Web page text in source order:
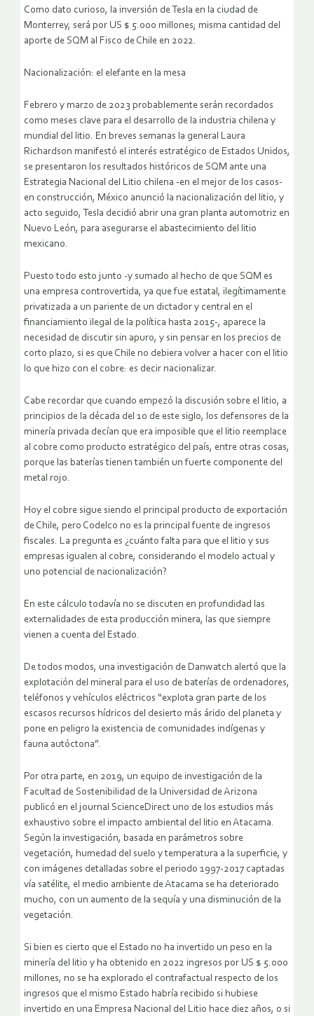
Como dato curioso, la inversión de Tesla en la ciudad de
Monterrey, será por US $ 5.000 millones; misma cantidad del
aporte de SQM al Fisco de Chile en 2022.
Nacionalización: el elefante en la mesa
Febrero y marzo de 2023 probablemente serán recordados
como meses clave para el desarrollo de la industria chilena y
mundial del litio. En breves semanas la general Laura
Richardson manifestó el interés estratégico de Estados Unidos,
se presentaron los resultados históricos de SQM ante una
Estrategia Nacional del Litio chilena -en el mejor de los casos-
en construcción, México anunció la nacionalización del litio, y
acto seguido, Tesla decidió abrir una gran planta automotriz en
Nuevo León, para asegurarse el abastecimiento del litio
mexicano.
Puesto todo esto junto -y sumado al hecho de que SQM es
una empresa controvertida, ya que fue estatal, ilegítimamente
privatizada a un pariente de un dictador y central en el
financiamiento ilegal de la política hasta 2015-, aparece la
necesidad de discutir sin apuro, y sin pensar en los precios de
corto plazo, si es que Chile no debiera volver a hacer con el litio
lo que hizo con el cobre: es decir nacionalizar.
Cabe recordar que cuando empezó la discusión sobre el litio, a
principios de la década del 10 de este siglo, los defensores de la
minería privada decían que era imposible que el litio reemplace
al cobre como producto estratégico del país, entre otras cosas,
porque las baterías tienen también un fuerte componente del
metal rojo.
Hoy el cobre sigue siendo el principal producto de exportación
de Chile, pero Codelco no es la principal fuente de ingresos
fiscales. La pregunta es ¿cuánto falta para que el litio y sus
empresas igualen al cobre, considerando el modelo actual y
uno potencial de nacionalización?
En este cálculo todavía no se discuten en profundidad las
externalidades de esta producción minera, las que siempre
vienen a cuenta del Estado.
De todos modos, una investigación de Danwatch alertó que la
explotación del mineral para el uso de baterías de ordenadores,
teléfonos y vehículos eléctricos “explota gran parte de los
escasos recursos hídricos del desierto más árido del planeta y
pone en peligro la existencia de comunidades indígenas y
fauna autóctona”.
Por otra parte, en 2019, un equipo de investigación de la
Facultad de Sostenibilidad de la Universidad de Arizona
publicó en el journal ScienceDirect uno de los estudios más
exhaustivo sobre el impacto ambiental del litio en Atacama.
Según la investigación, basada en parámetros sobre
vegetación, humedad del suelo y temperatura a la superficie, y
con imágenes detalladas sobre el periodo 1997-2017 captadas
vía satélite, el medio ambiente de Atacama se ha deteriorado
mucho, con un aumento de la sequía y una disminución de la
vegetación.
Si bien es cierto que el Estado no ha invertido un peso en la
minería del litio y ha obtenido en 2022 ingresos por US $ 5.000
millones, no se ha explorado el contrafactual respecto de los
ingresos que el mismo Estado habría recibido si hubiese
invertido en una Empresa Nacional del Litio hace diez años, o si